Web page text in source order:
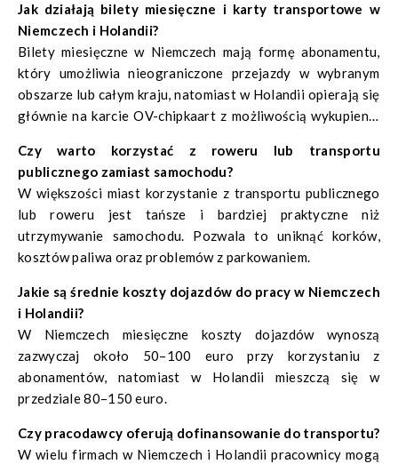
Jak działają bilety miesięczne i karty transportowe w
Niemczech i Holandii?
Bilety miesięczne w Niemczech mają formę abonamentu,
który umożliwia nieograniczone przejazdy w wybranym
obszarze lub całym kraju, natomiast w Holandii opierają się
głównie na karcie OV-chipkaart z możliwością wykupienia
Czy warto korzystać z roweru lub transportu
publicznego zamiast samochodu?
W większości miast korzystanie z transportu publicznego
lub roweru jest tańsze i bardziej praktyczne niż
utrzymywanie samochodu. Pozwala to uniknąć korków,
kosztów paliwa oraz problemów z parkowaniem.
Jakie są średnie koszty dojazdów do pracy w Niemczech
i Holandii?
W Niemczech miesięczne koszty dojazdów wynoszą
zazwyczaj około 50–100 euro przy korzystaniu z
abonamentów, natomiast w Holandii mieszczą się w
przedziale 80–150 euro.
Czy pracodawcy oferują dofinansowanie do transportu?
W wielu firmach w Niemczech i Holandii pracownicy mogą